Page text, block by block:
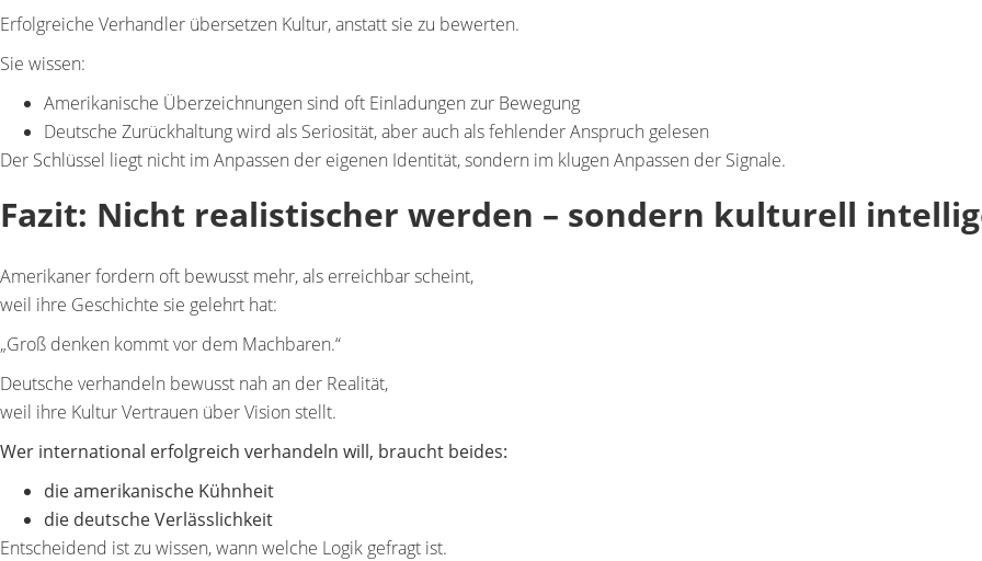
Erfolgreiche Verhandler übersetzen Kultur, anstatt sie zu bewerten.
Sie wissen:
Amerikanische Überzeichnungen sind oft Einladungen zur Bewegung
Deutsche Zurückhaltung wird als Seriosität, aber auch alsfehlender Anspruch gelesen
Der Schlüssel liegt nicht im Anpassen der eigenen Identität, sondern im klugen Anpassen der Signale.
Fazit: Nicht realistischer werden – sondern kulturell
Amerikaner fordern oft bewusst mehr, als erreichbar scheint,
weil ihre Geschichte sie gelehrt hat:
„Groß denken kommt vor dem Machbaren.“
Deutsche verhandeln bewusst nah an der Realität,
weil ihre Kultur Vertrauen über Vision stellt.
Wer international erfolgreich verhandeln will, braucht beides:
die amerikanische Kühnheit
die deutscheVerlässlichkeit
Entscheidend ist zu wissen,wann welche Logik gefragt ist.